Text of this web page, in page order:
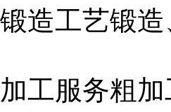
锻造工艺锻
加工服务粗